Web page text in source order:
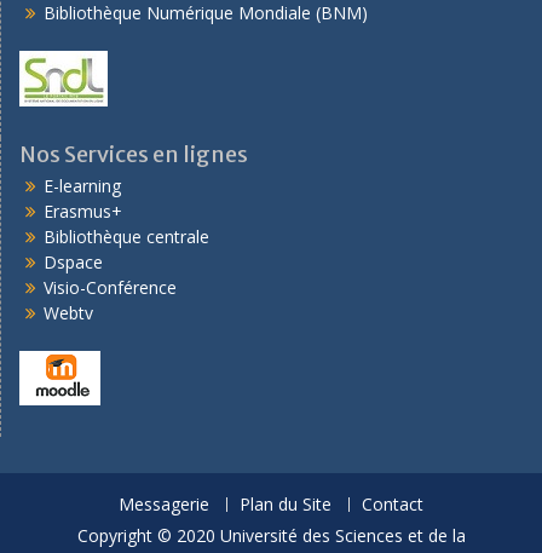
Bibliothèque Numérique Mondiale (BNM)
Nos Services en lignes
E-learning
Erasmus+
Bibliothèque centrale
Dspace
Visio-Conférence
Webtv
Messagerie Plan du Site
Contact
Copyright © 2020 Université des Sciences et de la